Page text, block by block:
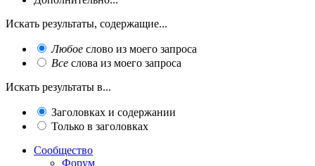
Искать результаты, содержащие...
Любое слово из моего запроса
Все слова из моего запроса
Искать результаты в...
Заголовках и содержании
Только в заголовках
Сообщество
Форум